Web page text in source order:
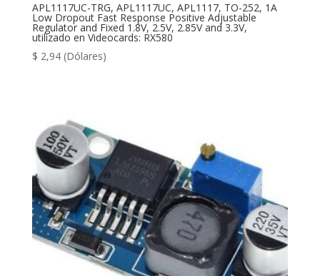
APL1117UC-TRG, APL1117UC, APL1117, TO-252, 1A
Low Dropout Fast Response Positive Adjustable
Regulator and Fixed 1.8V, 2.5V, 2.85V and 3.3V,
utilizado en Videocards: RX580
$ 2,94 (Dólares)